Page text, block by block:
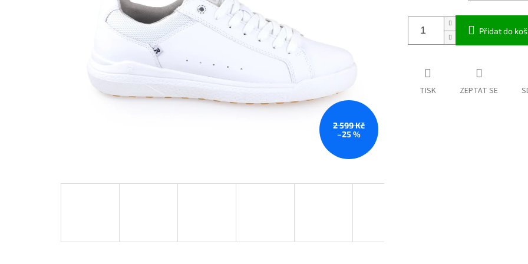
2 599 Kč
–25 %
Přidat do
TISK ZEPTAT SE